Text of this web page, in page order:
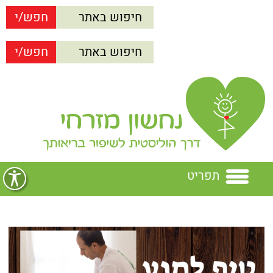
תפריט
נחשון מזרחי